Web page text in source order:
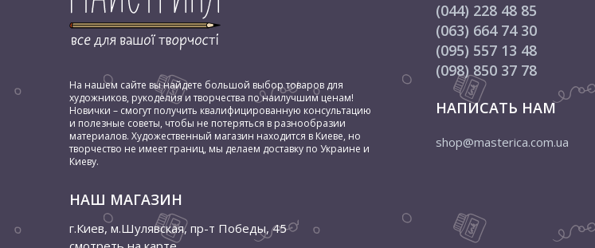
На нашем сайте вы найдете большой выбор товаров для
художников, рукоделия и творчества по наилучшим ценам!
Новички – смогут получить квалифицированную консультацию
и полезные советы, чтобы не потеряться в разнообразии
материалов. Художественный магазин находится в Киеве, но
творчество не имеет границ, мы делаем доставку по Украине и
Киеву.
НАШ МАГАЗИН
г.Киев, м.Шулявская,пр-т Победы, 45
(044) 228 48 85
(063) 664 74 30
(095) 557 13 48
(098) 850 37 78
НАПИСАТЬ НАМ
shop@masterica.com.ua